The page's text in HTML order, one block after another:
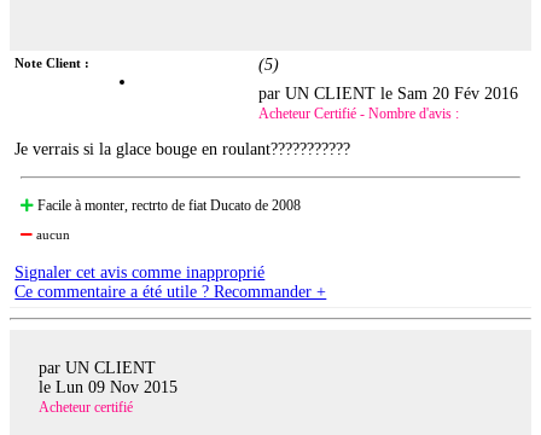
Note Client : (5)
par UN CLIENT le Sam 20 Fév 2016
Acheteur Certifié - Nombre d'avis :
Je verrais si la glace bouge en roulant???????????
Facile à monter, rectrto de fiat Ducato de 2008
aucun
Signaler cet avis comme inapproprié
Ce commentaire a été utile ? Recommander +
par UN CLIENT
le Lun 09 Nov 2015
Acheteur certifié